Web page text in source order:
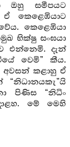
ඔහු සමීපයට
කෙළෙඹියාට
කෙළෙඹියා
භික්ෂු සංඝයා
එන්නෙමි. දැන්
වෙමි” කීය.
අවසන් කළාහු ඒ
පිණිස “නිධිං
මේ මෙහි